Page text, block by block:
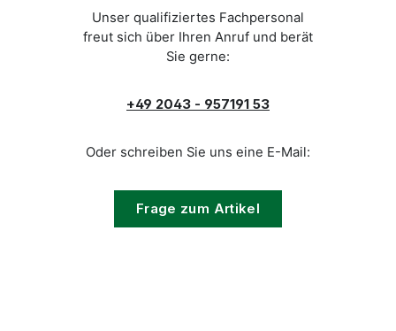
Unser qualifiziertes Fachpersonal
freut sich über Ihren Anruf und berät
Sie gerne:
+49 2043 - 957191 53
Oder schreiben Sie uns eine E-Mail:
Frage zum Artikel